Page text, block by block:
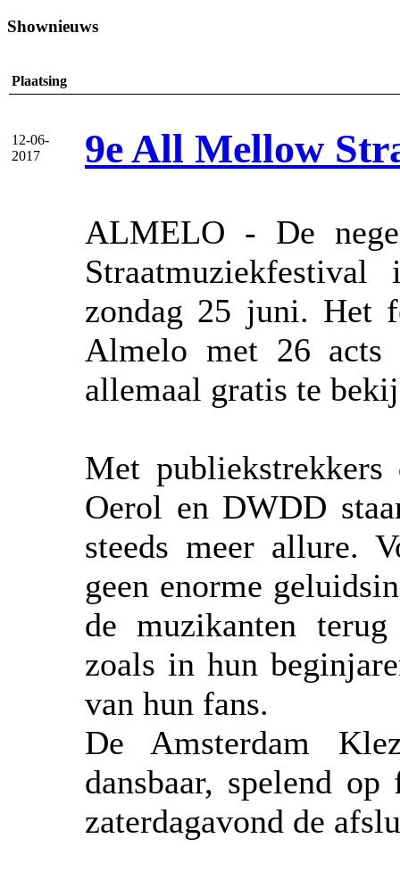
Shownieuws
Plaatsing
12-06-
2017
9e All Mellow
ALMELO - De
zondag 25 juni. Het
Almelo met 26 acts
allemaal gratis te
Met
Oerol en DWDD
steeds meer allure.
geen enorme
de muzikanten
zoals in hun
van hun fans.
De Amsterdam
dansbaar, spelend
zaterdagavond de